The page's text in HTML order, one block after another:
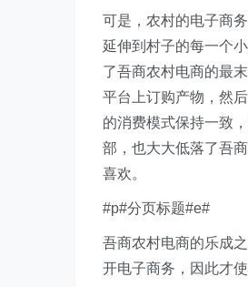
可是，农村的电子商
延伸到村子的每一个
了吾商农村电商的最
平台上订购产物，然
的消费模式保持一致
部，也大大低落了吾
喜欢。
#p#分页标题#e#
吾商农村电商的乐成
开电子商务，因此才